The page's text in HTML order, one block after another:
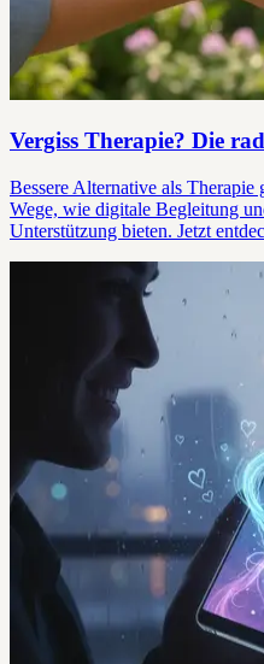
Vergiss Therapie? Die
Bessere Alternative als Therapie
Wege, wie digitale Begleitung
Unterstützung bieten. Jetzt